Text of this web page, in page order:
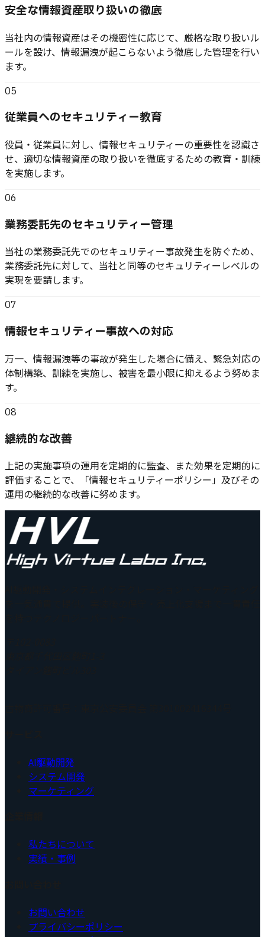
安全な情報資産取り扱いの徹底
当社内の情報資産はその機密性に応じて、厳格な取り扱いル
ールを設け、情報漏洩が起こらないよう徹底した管理を行い
ます。
05
従業員へのセキュリティー教育
役員・従業員に対し、情報セキュリティーの重要性を認識さ
せ、適切な情報資産の取り扱いを徹底するための教育・訓練
を実施します。
06
業務委託先のセキュリティー管理
当社の業務委託先でのセキュリティー事故発生を防ぐため、
業務委託先に対して、当社と同等のセキュリティーレベルの
実現を要請します。
07
情報セキュリティー事故への対応
万一、情報漏洩等の事故が発生した場合に備え、緊急対応の
体制構築、訓練を実施し、被害を最小限に抑えるよう努めま
す。
08
継続的な改善
上記の実施事項の運用を定期的に監査、また効果を定期的に
評価することで、「情報セキュリティーポリシー」及びその
運用の継続的な改善に努めます。
AI駆動開発
システム開発
マーケティング
私たちについて
実績・事例
お問い合わせ
プライバシーポリシー